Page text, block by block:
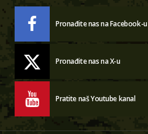
Pronađite nas na Facebook-u
Pronađite nas na X-u
Pratite naš Youtube kanal